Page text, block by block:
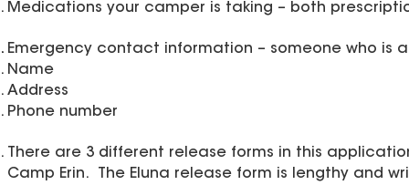
Medications your camper is taking – both
Emergency contact information – someone who
Name
Address
Phone number
There are 3 different release forms in this
Camp Erin. The Eluna release form is lengthy and